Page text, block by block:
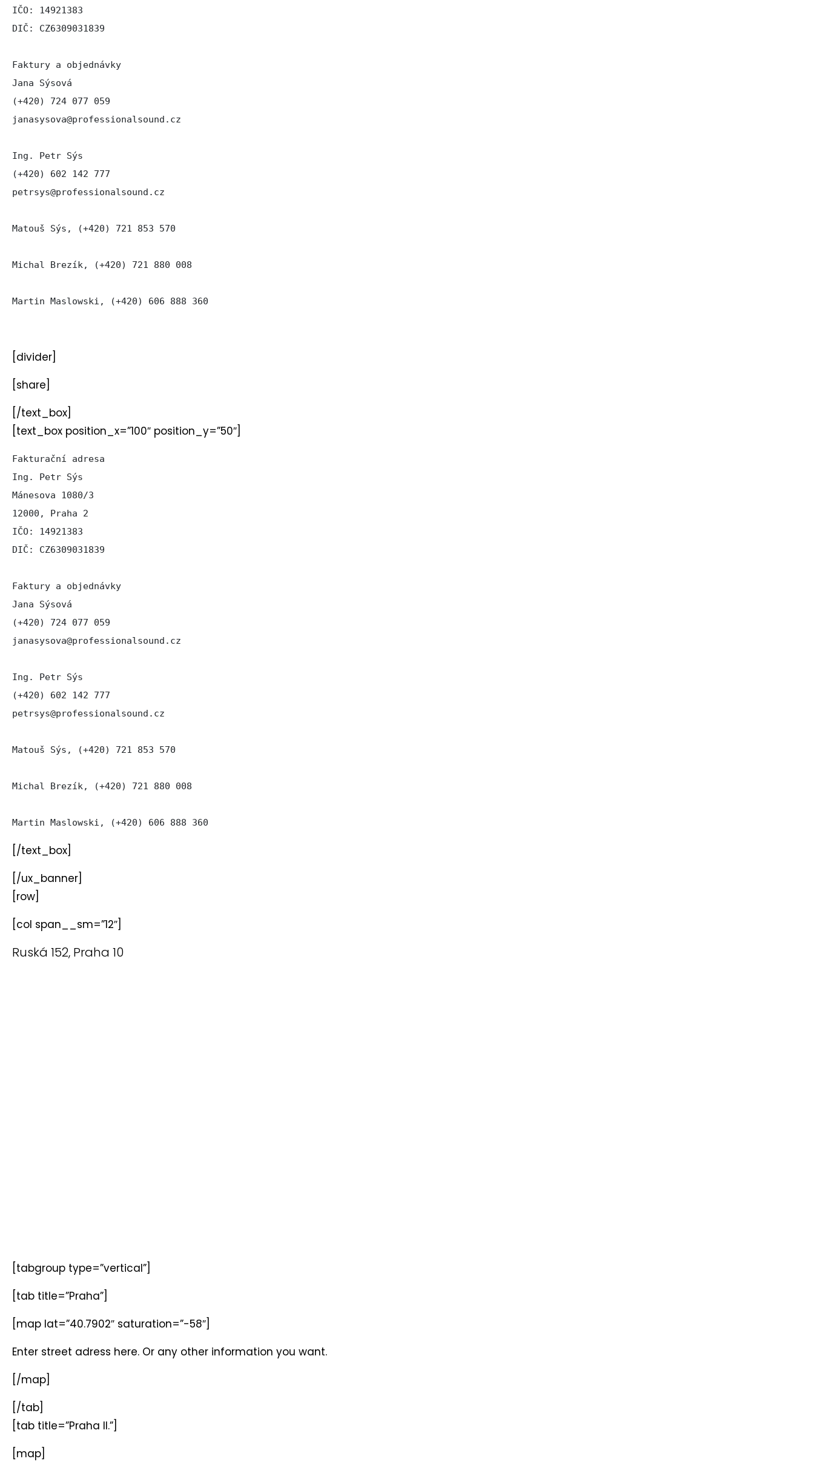
IČO: 14921383
DIČ: CZ6309031839
Faktury a objednávky
Jana Sýsová
(+420) 724 077 059
janasysova@professionalsound.cz
Ing. Petr Sýs
(+420) 602 142 777
petrsys@professionalsound.cz
Matouš Sýs, (+420) 721 853 570
Michal Brezík, (+420) 721 880 008
Martin Maslowski, (+420) 606 888 360
[divider]
[share]
[/text_box]
[text_box position_x=”100″ position_y=”50″]
Fakturační adresa
Ing. Petr Sýs
Mánesova 1080/3
12000, Praha 2
IČO: 14921383
DIČ: CZ6309031839
Faktury a objednávky
Jana Sýsová
(+420) 724 077 059
janasysova@professionalsound.cz
Ing. Petr Sýs
(+420) 602 142 777
petrsys@professionalsound.cz
Matouš Sýs, (+420) 721 853 570
Michal Brezík, (+420) 721 880 008
Martin Maslowski, (+420) 606 888 360
[/text_box]
[/ux_banner]
[row]
[col span__sm=”12″]
Ruská 152, Praha 10
[tabgroup type=”vertical”]
[tab title=”Praha”]
[map lat=”40.7902″ saturation=”-58″]
Enter street adress here. Or any other information you want.
[/map]
[/tab]
[tab title=”Praha II.”]
[map]